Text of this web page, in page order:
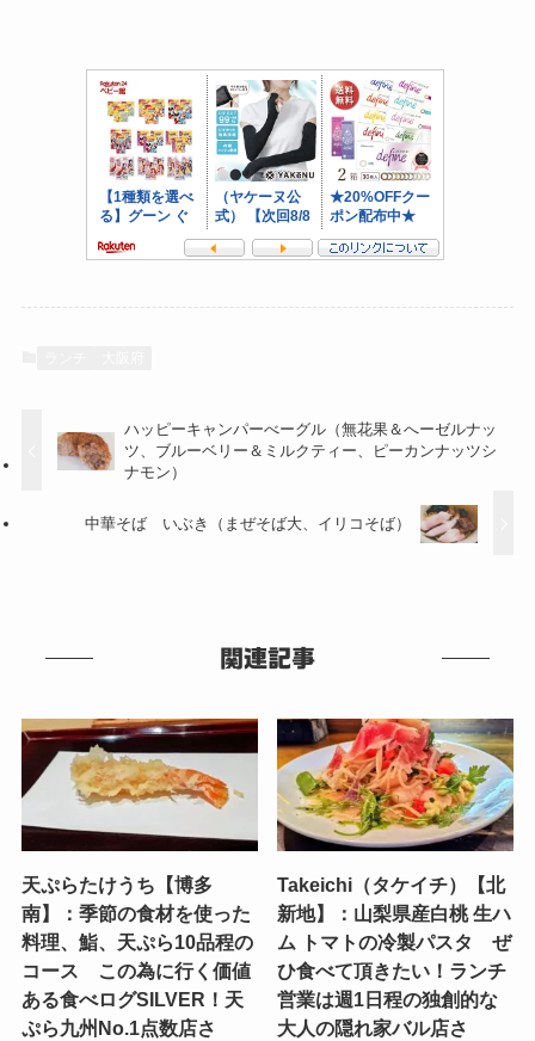
ハッピーキャンパーべーグル（無花果＆へーゼルナッ
ツ、ブルーベリー＆ミルクティー、ピーカンナッツシ
ナモン）
中華そば いぶき（まぜそば大、イリコそば）
関連記事
天ぷらたけうち【博多
南】：季節の食材を使った
料理、鮨、天ぷら10品程の
コース この為に行く価値
ある食べログSILVER！天
ぷら九州No.1点数店さ
Takeichi（タケイチ）【北
新地】：山梨県産白桃 生ハ
ム トマトの冷製パスタ ぜ
ひ食べて頂きたい！ランチ
営業は週1日程の独創的な
大人の隠れ家バル店さ